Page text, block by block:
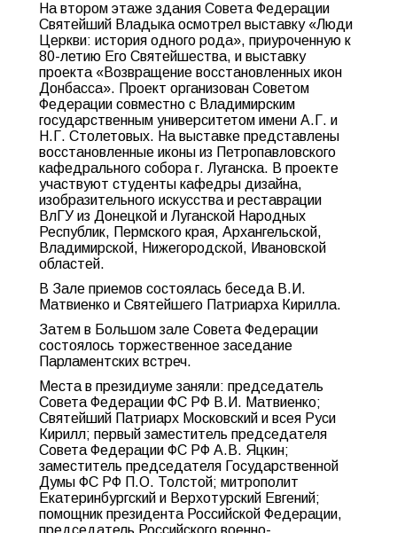
На втором этаже здания Совета Федерации
Святейший Владыка осмотрел выставку «Люди
Церкви: история одного рода», приуроченную к
80-летию Его Святейшества, и выставку
проекта «Возвращение восстановленных икон
Донбасса». Проект организован Советом
Федерации совместно с Владимирским
государственным университетом имени А.Г. и
Н.Г. Столетовых. На выставке представлены
восстановленные иконы из Петропавловского
кафедрального собора г. Луганска. В проекте
участвуют студенты кафедры дизайна,
изобразительного искусства и реставрации
ВлГУ из Донецкой и Луганской Народных
Республик, Пермского края, Архангельской,
Владимирской, Нижегородской, Ивановской
областей.
В Зале приемов состоялась беседа В.И.
Матвиенко и Святейшего Патриарха Кирилла.
Затем в Большом зале Совета Федерации
состоялось торжественное заседание
Парламентских встреч.
Места в президиуме заняли: председатель
Совета Федерации ФС РФ В.И. Матвиенко;
Святейший Патриарх Московский и всея Руси
Кирилл; первый заместитель председателя
Совета Федерации ФС РФ А.В. Яцкин;
заместитель председателя Государственной
Думы ФС РФ П.О. Толстой; митрополит
Екатеринбургский и Верхотурский Евгений;
помощник президента Российской Федерации,
председатель Российского военно-